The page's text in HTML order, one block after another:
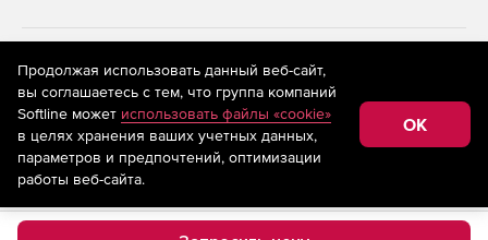
На информационном ресурсе store.softline.ru применяются
рекомендательные технологии
(информационные технологии
предоставления информации на основе сбора,
систематизации и анализа сведений, относящихся к
предпочтениям пользователей сети «Интернет»,
находящихся на территории Российской Федерации)
Продолжая использовать данный веб-сайт,
вы соглашаетесь с тем, что группа компаний
Softline может использовать файлы «cookie»
в целях хранения ваших учетных данных,
параметров и предпочтений, оптимизации
работы веб-сайта.
OK